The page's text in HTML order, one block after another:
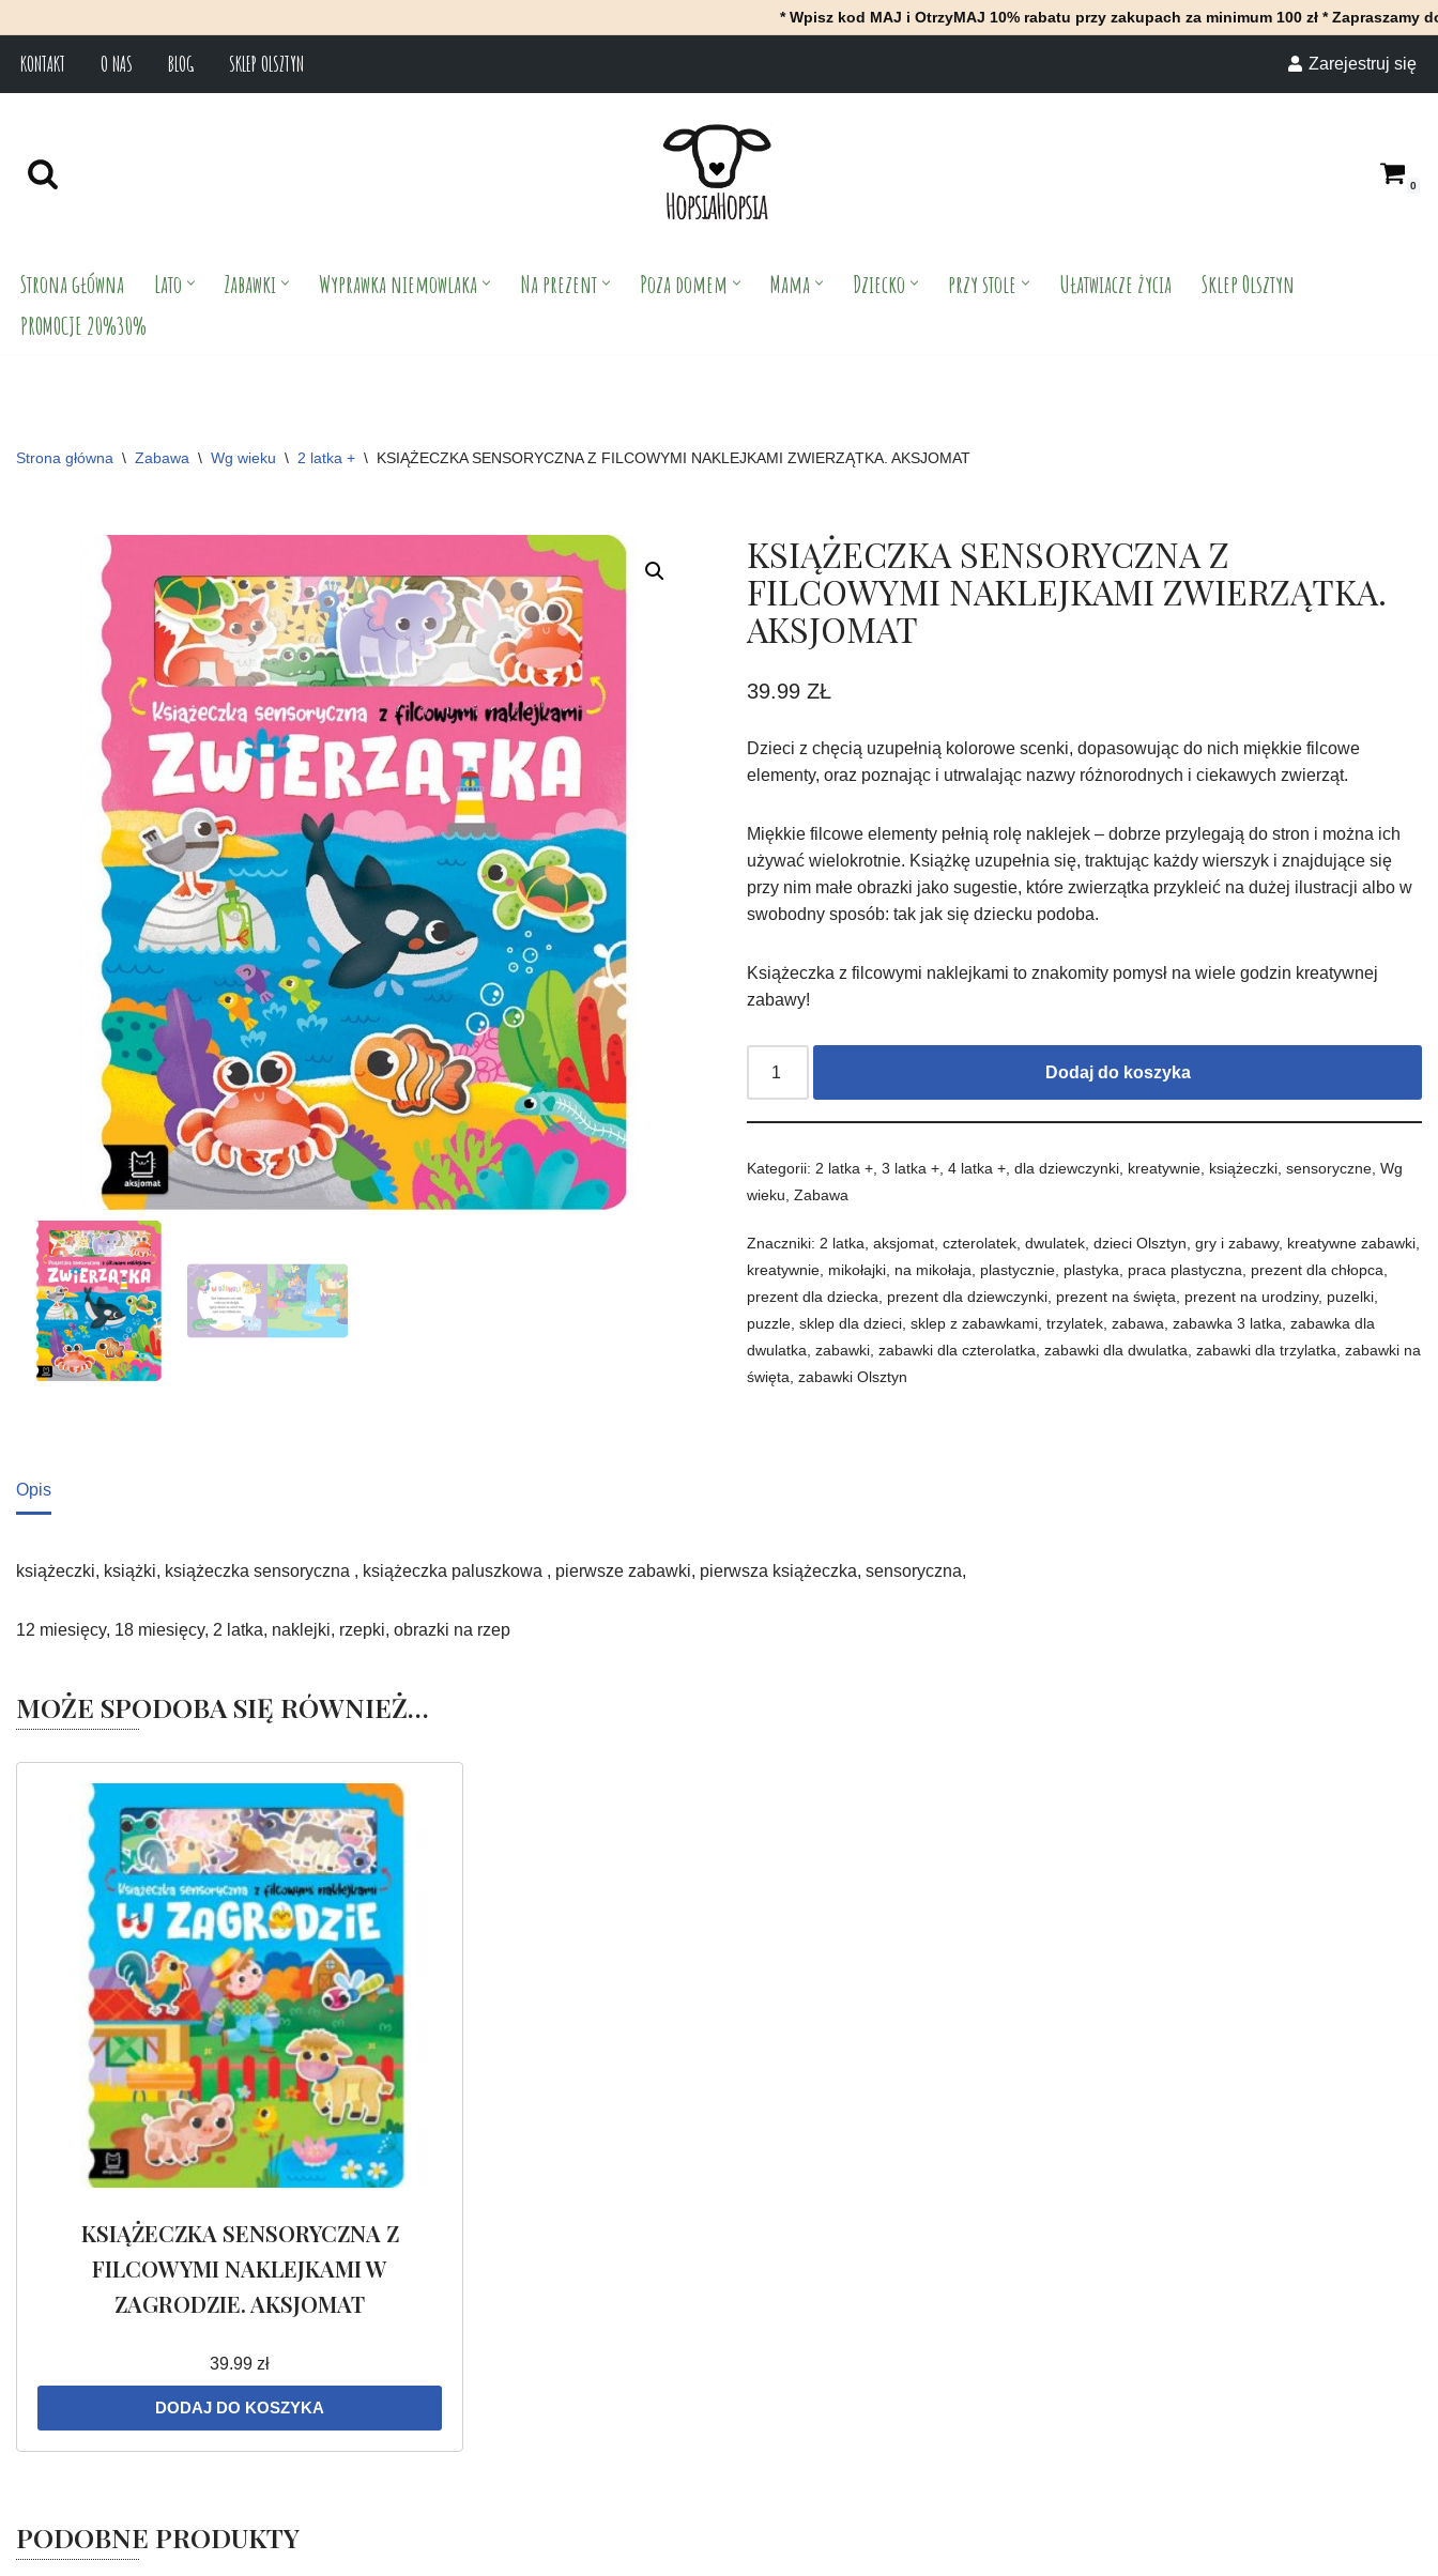
* Wpisz kod MAJ i OtrzyMAJ 10% rabatu przy zakupach za minimum 100 zł * Zapraszamy do naszego
Przejdź
KONTAKT O NAS BLOG SKLEP OLSZTYN Zarejestruj się
0
Strona główna Lato Zabawki Wyprawka niemowlaka Na prezent Poza domem Mama Dziecko przy stole Ułatwiacze życia
Sklep Olsztyn
PROMOCJE 20%30%
Strona główna \ Zabawa \ Wg wieku \ 2 latka + \ KSIĄŻECZKA SENSORYCZNA Z FILCOWYMI NAKLEJKAMI ZWIERZĄTKA. AKSJOMAT
KSIĄŻECZKA SENSORYCZNA Z
FILCOWYMI NAKLEJKAMI ZWIERZĄTKA.
AKSJOMAT
39.99ZŁ
Dzieci z chęcią uzupełnią kolorowe scenki, dopasowując do nich miękkie filcowe
elementy, oraz poznając i utrwalając nazwy różnorodnych i ciekawych zwierząt.
Miękkie filcowe elementy pełnią rolę naklejek – dobrze przylegają do stron i można ich
używać wielokrotnie. Książkę uzupełnia się, traktując każdy wierszyk i znajdujące się
przy nim małe obrazki jako sugestie, które zwierzątka przykleić na dużej ilustracji albo w
swobodny sposób: tak jak się dziecku podoba.
Książeczka z filcowymi naklejkami to znakomity pomysł na wiele godzin kreatywnej
zabawy!
Dodaj do koszyka
Kategorii: 2 latka + ,3 latka + ,4 latka + ,dla dziewczynki kreatywnie książeczki ,sensoryczne ,Wg
wieku ,Zabawa
Znaczniki: 2 latka ,aksjomat ,czterolatek ,dwulatek ,dzieci Olsztyn ,gry i zabawy, kreatywne zabawki
kreatywnie mikołajki na mikołaja plastycznie plastyka praca plastyczna prezent dla chłopca
prezent dla dziecka
prezent dla dziewczynki prezent na święta prezent na urodziny, puzelki
puzzle ,sklep dla dzieci ,sklep z zabawkami ,trzylatek ,zabawa ,zabawka 3 latka ,zabawka dla
dwulatka ,zabawki ,zabawki dla czterolatka ,zabawki dla dwulatka ,zabawki dla trzylatka ,zabawki na
święta ,zabawki Olsztyn
Opis
książeczki, książki, książeczka sensoryczna , książeczka paluszkowa , pierwsze zabawki, pierwsza książeczka, sensoryczna,
12 miesięcy, 18 miesięcy, 2 latka, naklejki, rzepki, obrazki na rzep
MOŻE SPODOBA SIĘ RÓWNIEŻ…
KSIĄŻECZKA SENSORYCZNA Z
FILCOWYMI NAKLEJKAMI W
ZAGRODZIE. AKSJOMAT
39.99 zł
DODAJ DO KOSZYKA
PODOBNE PRODUKTY